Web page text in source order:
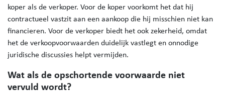
koper als de verkoper. Voor de koper voorkomt het dat hij
contractueel vastzit aan een aankoop die hij misschien niet kan
financieren. Voor de verkoper biedt het ook zekerheid, omdat
het de verkoopvoorwaarden duidelijk vastlegt en onnodige
juridische discussies helpt vermijden.
Wat als de opschortende voorwaarde niet
vervuld wordt?